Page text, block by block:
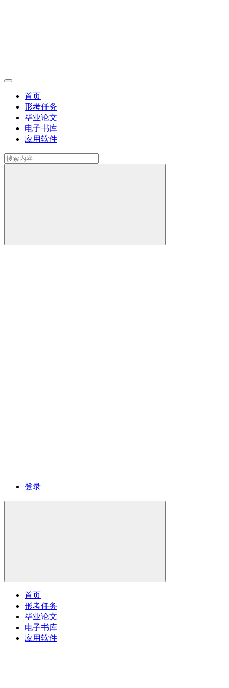
首页
形考任务
毕业论文
电子书库
应用软件
登录
首页
形考任务
毕业论文
电子书库
应用软件